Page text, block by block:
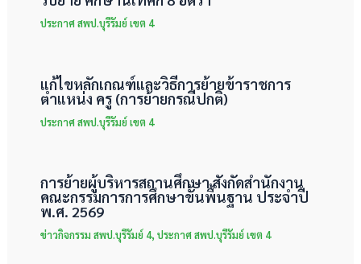
ประกาศ สพป.บุรีรัมย์ เขต 4
แก้ไขหลักเกณฑ์และวิธีการย้ายข้าราชการ
ตำแหน่ง ครู (การย้ายกรณีปกติ)
ประกาศ สพป.บุรีรัมย์ เขต 4
การย้ายผู้บริหารสถานศึกษา สังกัดสำนักงาน
คณะกรรมการการศึกษาขั้นพื้นฐาน ประจำปี
พ.ศ. 2569
ข่าวกิจกรรม สพป.บุรีรัมย์ 4,ประกาศ สพป.บุรีรัมย์ เขต 4